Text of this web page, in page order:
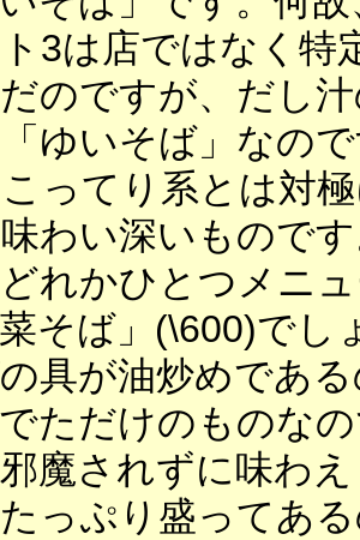
3は店ではなく特
のですが、だし
ゆいそば」なの
こってり系とは対
わい深いもので
れかひとつメニ
そば」(\600)でし
具が油炒めであ
ただけのものな
魔されずに味わ
っぷり盛ってあ